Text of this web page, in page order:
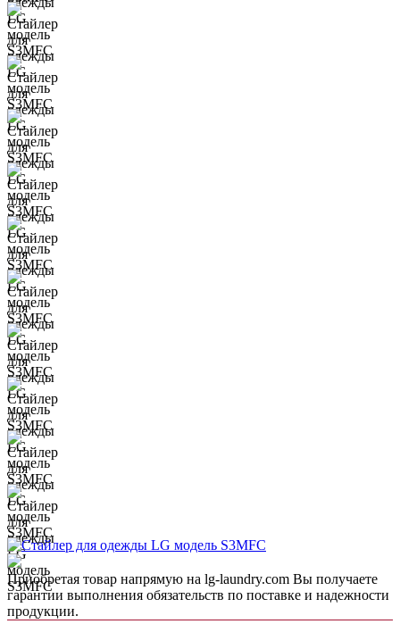
Приобретая товар напрямую на lg-laundry.com Вы получаете
гарантии выполнения обязательств по поставке и надежности
продукции.